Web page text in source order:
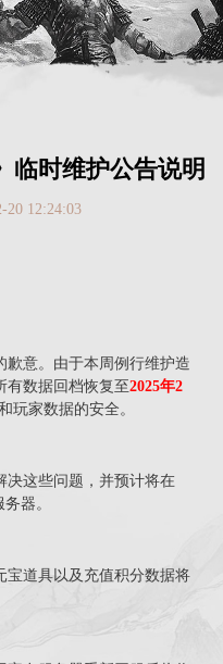
临时维护公告说明
20 12:24:03
歉意。由于本周例行维护造
有数据回档恢复至2025年2
玩家数据的安全。
决这些问题，并预计将在
器。
宝道具以及充值积分数据将